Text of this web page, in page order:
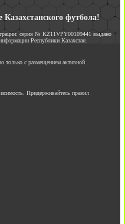
футбола!
серия № KZ11VPY00109441 выдано
Республики Казахстан.
только с размещением активной
Придерживайтесь правил